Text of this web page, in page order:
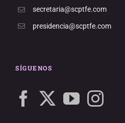
secretaria@scptfe.com
presidencia@scptfe.com
SÍGUENOS